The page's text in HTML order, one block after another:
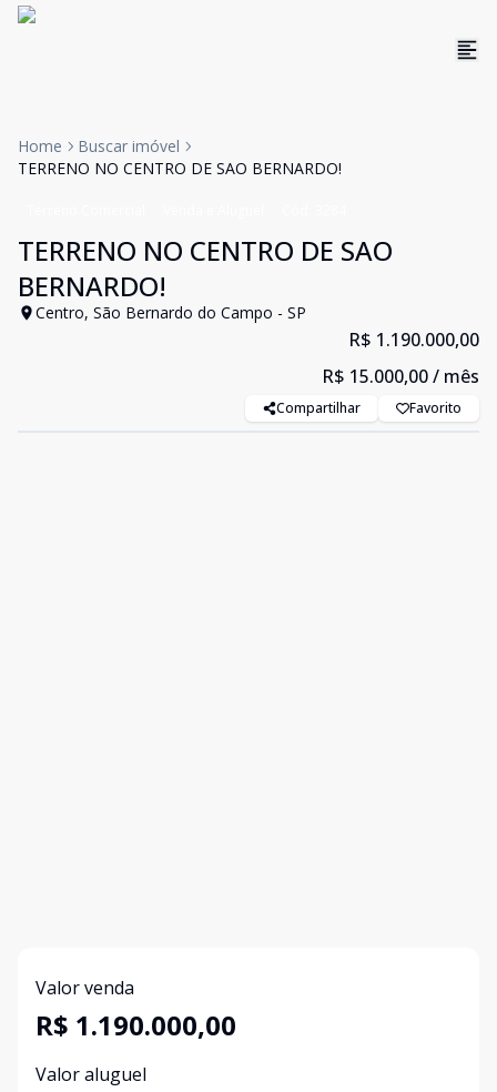
Home
Buscar imóvel
TERRENO NO CENTRO DE SAO BERNARDO!
TERRENO NO CENTRO DE SAO
BERNARDO!
Centro, São Bernardo do Campo - SP
R$ 1.190.000,00
R$ 15.000,00/ mês
Compartilhar Favorito
Valor venda
R$ 1.190.000,00
Valor aluguel